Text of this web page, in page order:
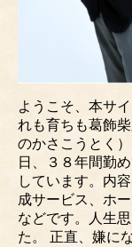
ようこそ、本サ
れも育ちも葛飾
のかさこうとく
日、３８年間勤
しています。内
成サービス、ホ
などです。人生
た。 正直、嫌に